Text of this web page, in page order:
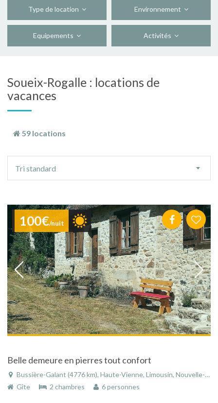
Type de location Environnement
Equipements Activités
Soueix-Rogalle : locations de
vacances
59 locations
tri
Tri standard
100€/nuit
Belle demeure en pierres tout confort
Bussière-Galant (4776 km), Haute-Vienne, Limousin, Nouvelle-Aquitaine, France
Gîte
2 chambres 6 personnes